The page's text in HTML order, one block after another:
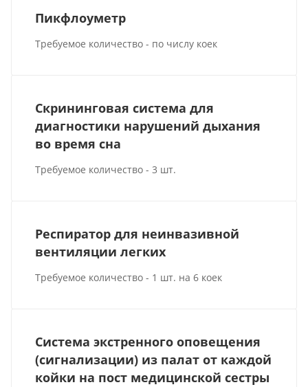
Пикфлоуметр
Требуемое количество - по числу коек
Скрининговая система для
диагностики нарушений дыхания
во время сна
Требуемое количество - 3 шт.
Респиратор для неинвазивной
вентиляции легких
Требуемое количество - 1 шт. на 6 коек
Система экстренного оповещения
(сигнализации) из палат от каждой
койки на пост медицинской сестры